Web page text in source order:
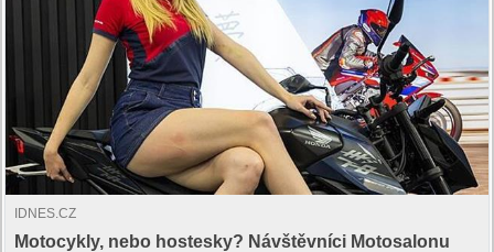
IDNES.CZ
Motocykly, nebo hostesky? Návštěvníci Motosalonu